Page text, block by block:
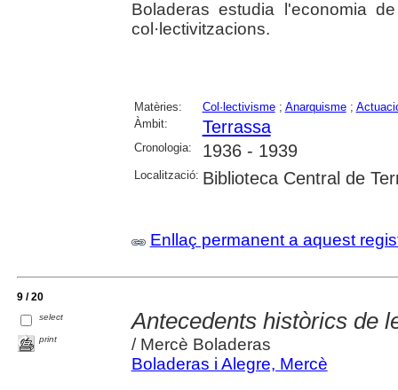
Boladeras estudia l'economia
col·lectivitzacions.
Matèries: Col·lectivisme; Anarquisme;
Àmbit:
Terrassa
Cronologia: 1936 - 1939
Localització: Biblioteca Central de
Enllaç permanent a aquest
9 / 20
select
print
Antecedents històrics de
/ Mercè Boladeras
Boladeras i Alegre, Mercè